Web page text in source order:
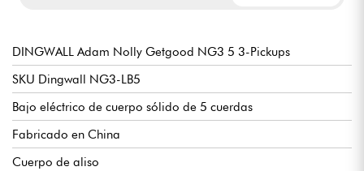
DINGWALL Adam Nolly Getgood NG3 5 3-Pickups
SKU Dingwall NG3-LB5
Bajo eléctrico de cuerpo sólido de 5 cuerdas
Fabricado en China
Cuerpo de aliso